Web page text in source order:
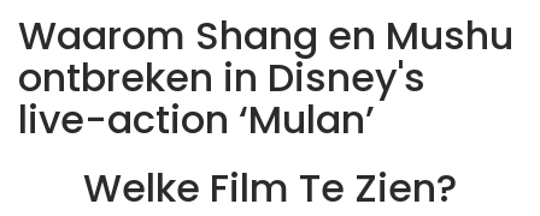
Waarom Shang en Mushu
ontbreken in Disney's
live-action ‘Mulan’
Welke Film Te Zien?